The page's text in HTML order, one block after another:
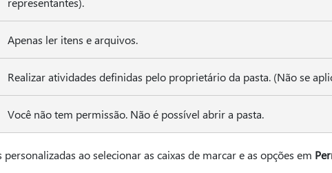
Apenas ler itens e arquivos.
Realizar atividades definidas pelo proprietário da pasta. (Não se
Você não tem permissão. Não é possível abrir a pasta.
ao selecionar as caixas de marcar e as opções em